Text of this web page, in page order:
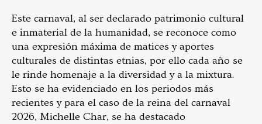
Este carnaval, al ser declarado patrimonio cultural
e inmaterial de la humanidad, se reconoce como
una expresión máxima de matices y aportes
culturales de distintas etnias, por ello cada año se
le rinde homenaje a la diversidad y a la mixtura.
Esto se ha evidenciado en los periodos más
recientes y para el caso de la reina del carnaval
2026, Michelle Char, se ha destacado